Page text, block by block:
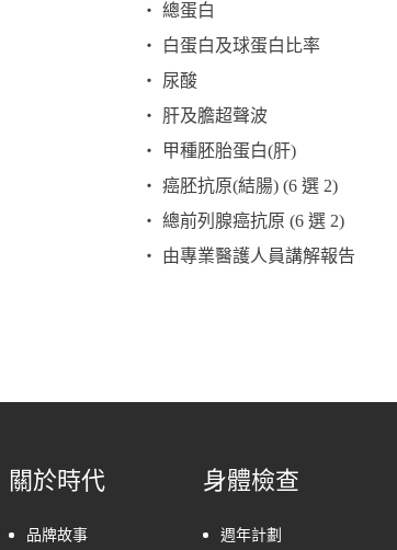
‧ 總蛋白
‧ 白蛋白及球蛋白比率
‧ 尿酸
‧ 肝及膽超聲波
‧ 甲種胚胎蛋白(肝)
‧ 癌胚抗原(結腸) (6 選 2)
‧ 總前列腺癌抗原 (6 選 2)
‧ 由專業醫護人員講解報告
關於時代
品牌故事
身體檢查
週年計劃